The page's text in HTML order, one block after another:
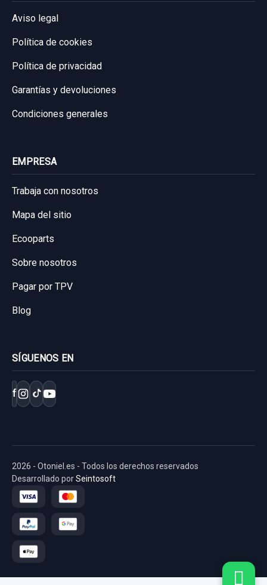
Aviso legal
Política de cookies
Política de privacidad
Garantías y devoluciones
Condiciones generales
EMPRESA
Trabaja con nosotros
Mapa del sitio
Ecooparts
Sobre nosotros
Pagar por TPV
Blog
SÍGUENOS EN
f
2026 - Otoniel.es - Todos los derechos reservados
Desarrollado porSeintosoft